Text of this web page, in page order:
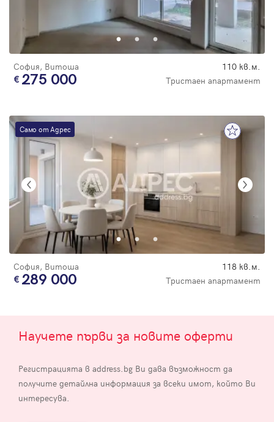
София, Витоша 110 кв.м.
275 000 Тристаен апартамент
Само от Адрес
София, Витоша 118 кв.м.
289 000 Тристаен апартамент
Научете първи за новите оферти
Регистрацията в address.bg Ви дава възможност да
получите детайлна информация за всеки имот, който Ви
интересува.